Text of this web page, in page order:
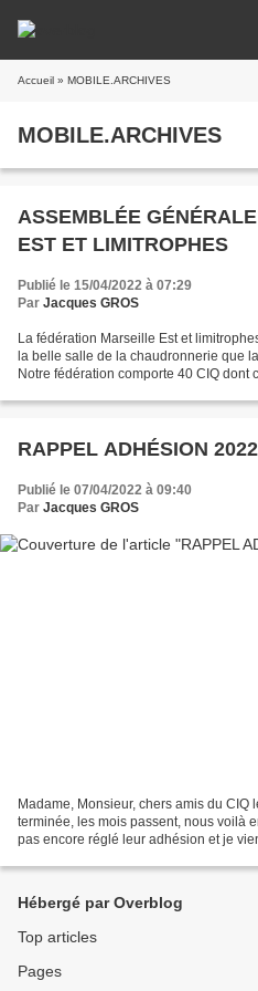
Accueil » MOBILE.ARCHIVES
MOBILE.ARCHIVES
ASSEMBLÉE
EST ET LIMITROPHES
Publié le 15/04/2022 à 07:29
Par Jacques GROS
La fédération Marseille Est et
la belle salle de la chaudronnerie que
Notre fédération comporte 40 CIQ dont
RAPPEL ADHÉSION 2022
Publié le 07/04/2022 à 09:40
Par Jacques GROS
Madame, Monsieur, chers amis du CIQ
terminée, les mois passent, nous voilà
pas encore réglé leur adhésion et je
Hébergé par Overblog
Top articles
Pages